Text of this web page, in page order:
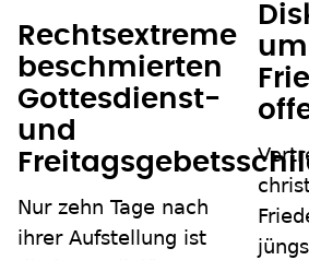
Rechtsextreme
beschmierten
Gottesdienst-
und
Nur zehn Tage nach
ihrer Aufstellung ist
um